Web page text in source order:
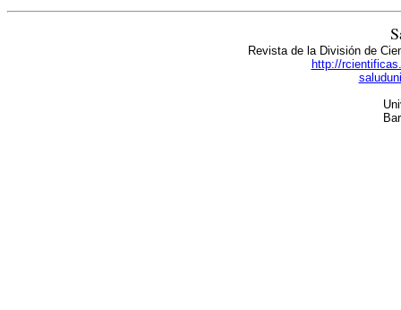
Revista de la División de
http://